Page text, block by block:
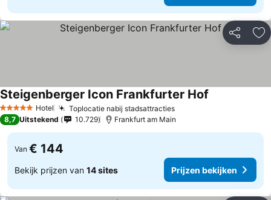
Delen
5 Sterren Hotel Toplocatie nabij stadsattractiesPrijzen bekijken
Steigenberger Icon Frankfurter Hof
8,7 Uitstekend 10.729 Frankfurt am Main
Van € 144
Bekijk prijzen van 14 sites Prijzen bekijken